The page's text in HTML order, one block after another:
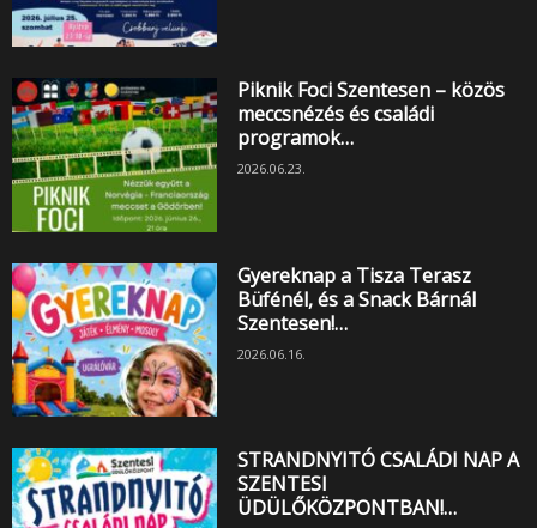
Piknik Foci Szentesen – közös
meccsnézés és családi
programok…
2026.06.23.
Gyereknap a Tisza Terasz
Büfénél, és a Snack Bárnál
Szentesen!…
2026.06.16.
STRANDNYITÓ CSALÁDI NAP A
SZENTESI
ÜDÜLŐKÖZPONTBAN!…